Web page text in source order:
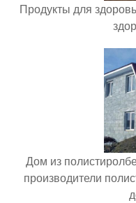
Продукты для
Дом из
производители